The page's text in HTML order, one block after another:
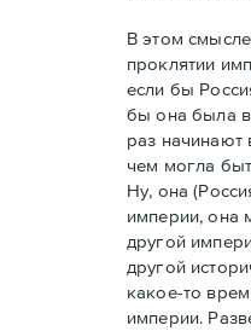
В этом
проклятии
если бы
бы она была в
раз начинают
чем могла
Ну, она
империи, она
другой
другой
какое-то
империи.